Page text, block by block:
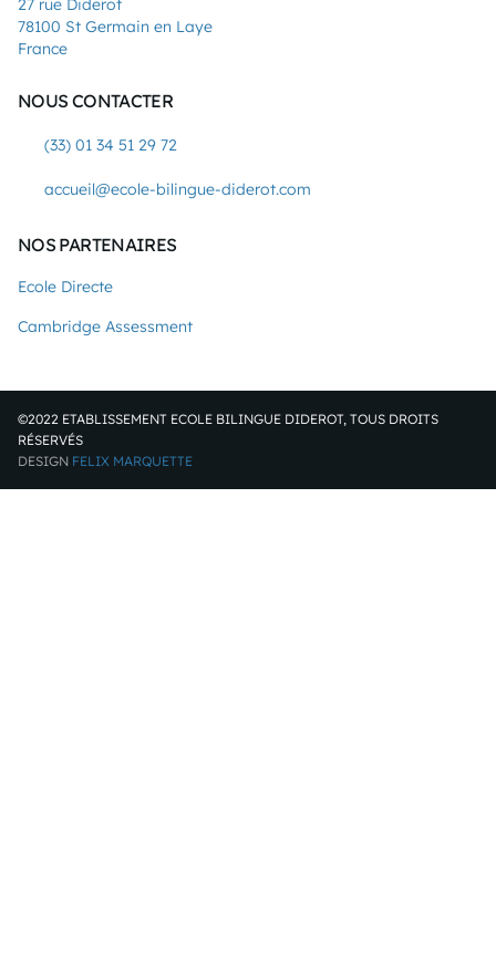
27 rue Diderot
78100 St Germain en Laye
France
NOUS CONTACTER
(33) 01 34 51 29 72
accueil@ecole-bilingue-diderot.com
NOS PARTENAIRES
Ecole Directe
Cambridge Assessment
©2022 ETABLISSEMENT ECOLE BILINGUE DIDEROT, TOUS DROITS
RÉSERVÉS
DESIGN FELIX MARQUETTE